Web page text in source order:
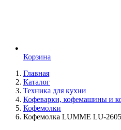
Корзина
Главная
Каталог
Техника для кухни
Кофеварки, кофемашины и
Кофемолки
Кофемолка LUMME LU-